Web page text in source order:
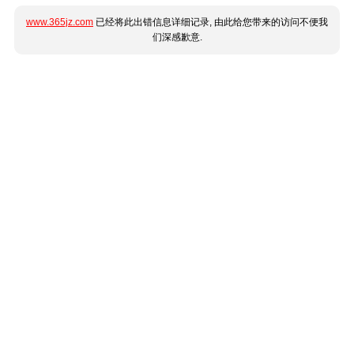
www.365jz.com 已经将此出错信息详细记录, 由此给您带来的访问不便我
们深感歉意.